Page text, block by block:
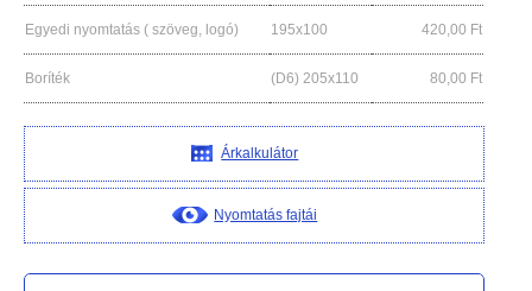
Egyedi nyomtatás ( szöveg, logó) 195x100 420,00 Ft
Boríték (D6) 205x110 80,00 Ft
Árkalkulátor
Nyomtatás fajtái